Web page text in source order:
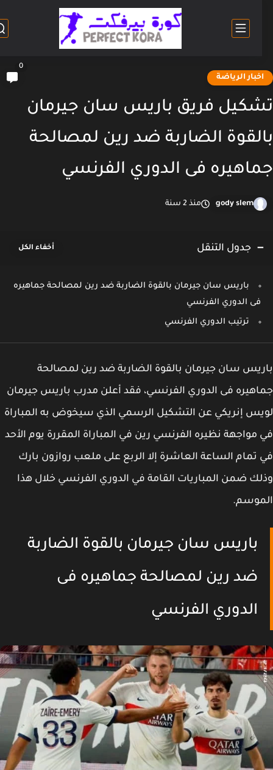
الرياضة
فريق باريس سان جيرمان
الضاربة ضد رين لمصالحة
فى الدوري الفرنسي
gody slem منذ 2 سنة
جدول التنقل
باريس سان جيرمان بالقوة الضاربة ضد رين لمصالحة جماهيره
فى الدوري الفرنسي
ترتيب الدوري الفرنسي
سان جيرمان بالقوة الضاربة ضد رين لمصالحة
فى الدوري الفرنسي، فقد أعلن مدرب باريس جيرمان
إنريكي عن التشكيل الرسمي الذي سيخوض به المباراة
نظيره الفرنسي رين في المباراة المقررة يوم الأحد
تمام الساعة العاشرة إلا الربع على ملعب روازون بارك
ضمن المباريات القامة في الدوري الفرنسي خلال هذا
باريس سان جيرمان بالقوة الضاربة
ضد رين لمصالحة جماهيره فى
الدوري الفرنسي